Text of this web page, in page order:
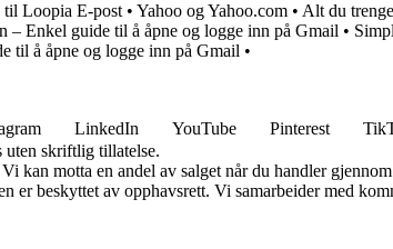
Loopia E-post • Yahoo og Yahoo.com • Alt du
– Enkel guide til å åpne og logge inn på Gmail •
til å åpne og logge inn på Gmail •
LinkedIn YouTube Pinterest
uten skriftlig tillatelse.
kan motta en andel av salget når du handler gjennom
er beskyttet av opphavsrett. Vi samarbeider med